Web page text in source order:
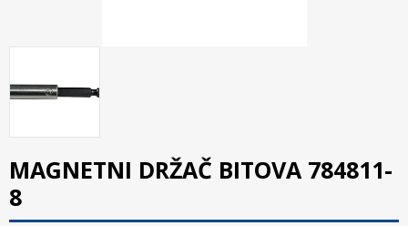
MAGNETNI DRŽAČ BITOVA 784811-
8